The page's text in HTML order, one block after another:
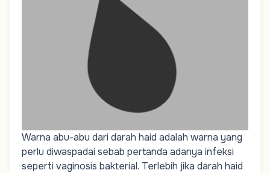
Warna abu-abu dari darah haid adalah warna yang
perlu diwaspadai sebab pertanda adanya infeksi
seperti vaginosis bakterial. Terlebih jika darah haid